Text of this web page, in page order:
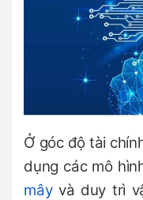
Ở góc độ tài
dụng các mô
mâyvà duy trì